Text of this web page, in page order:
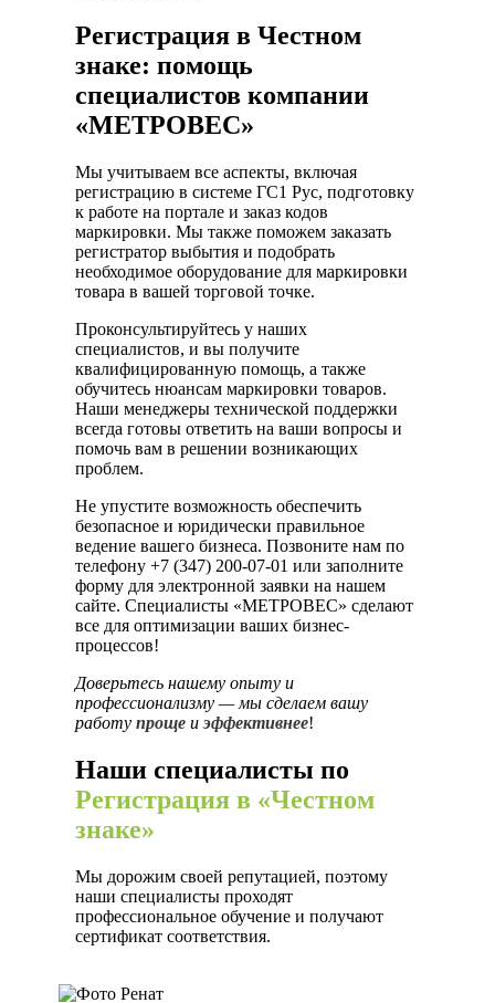
Регистрация в Честном
знаке: помощь
специалистов компании
«МЕТРОВЕС»
Мы учитываем все аспекты, включая
регистрацию в системе ГС1 Рус, подготовку
к работе на портале и заказ кодов
маркировки. Мы также поможем заказать
регистратор выбытия и подобрать
необходимое оборудование для маркировки
товара в вашей торговой точке.
Проконсультируйтесь у наших
специалистов, и вы получите
квалифицированную помощь, а также
обучитесь нюансам маркировки товаров.
Наши менеджеры технической поддержки
всегда готовы ответить на ваши вопросы и
помочь вам в решении возникающих
проблем.
Не упустите возможность обеспечить
безопасное и юридически правильное
ведение вашего бизнеса. Позвоните нам по
телефону +7 (347) 200-07-01 или заполните
форму для электронной заявки на нашем
сайте. Специалисты «МЕТРОВЕС» сделают
все для оптимизации ваших бизнес-
процессов!
Доверьтесь нашему опыту и
профессионализму — мы сделаем вашу
работу проще иэффективнее!
Наши специалисты по
Регистрация в «Честном
знаке»
Мы дорожим своей репутацией, поэтому
наши специалисты проходят
профессиональное обучение и получают
сертификат соответствия.